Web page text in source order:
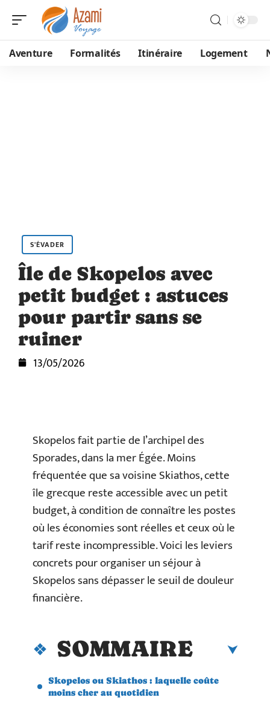
Aventure Formalités Itinéraire Logement
S'ÉVADER
Île de Skopelos avec
petit budget : astuces
pour partir sans se
ruiner
13/05/2026
Skopelos fait partie de l’archipel des
Sporades, dans la mer Égée. Moins
fréquentée que sa voisine Skiathos, cette
île grecque reste accessible avec un petit
budget, à condition de connaître les postes
où les économies sont réelles et ceux où le
tarif reste incompressible. Voici les leviers
concrets pour organiser un séjour à
Skopelos sans dépasser le seuil de douleur
financière.
SOMMAIRE
Skopelos ou Skiathos : laquelle coûte
moins cher au quotidien